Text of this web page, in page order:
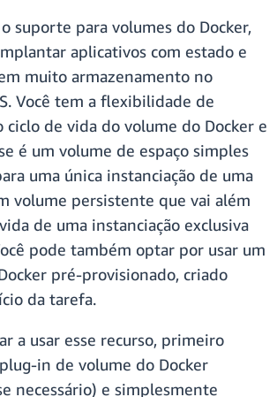
suporte para volumes do Docker,
aplicativos com estado e
muito armazenamento no
Você tem a flexibilidade de
ciclo de vida do volume do Docker e
é um volume de espaço simples
uma única instanciação de uma
volume persistente que vai além
de uma instanciação exclusiva
pode também optar por usar um
pré-provisionado, criado
da tarefa.
a usar esse recurso, primeiro
in de volume do Docker
necessário) e simplesmente